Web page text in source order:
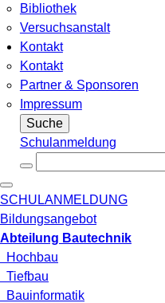
Bibliothek
Versuchsanstalt
Kontakt
Kontakt
Partner & Sponsoren
Impressum
Suche
Schulanmeldung
SCHULANMELDUNG
Bildungsangebot
Abteilung Bautechnik
Hochbau
Tiefbau
Bauinformatik